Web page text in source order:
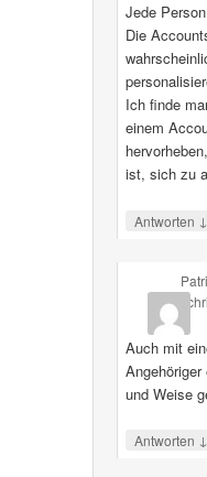
Jede
Die
Ich finde
einem
ist, sich zu
Antworten ↓
Auch mit
und Weise
Antworten ↓